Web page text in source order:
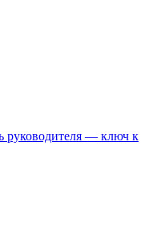
руководителя — ключ к